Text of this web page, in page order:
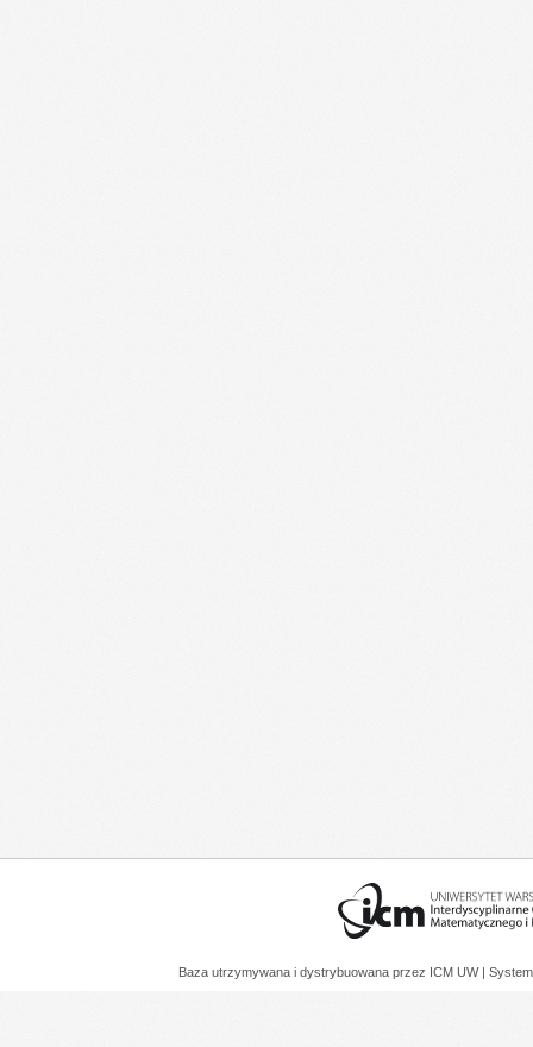
Baza utrzymywana i dystrybuowana przez ICM UW |